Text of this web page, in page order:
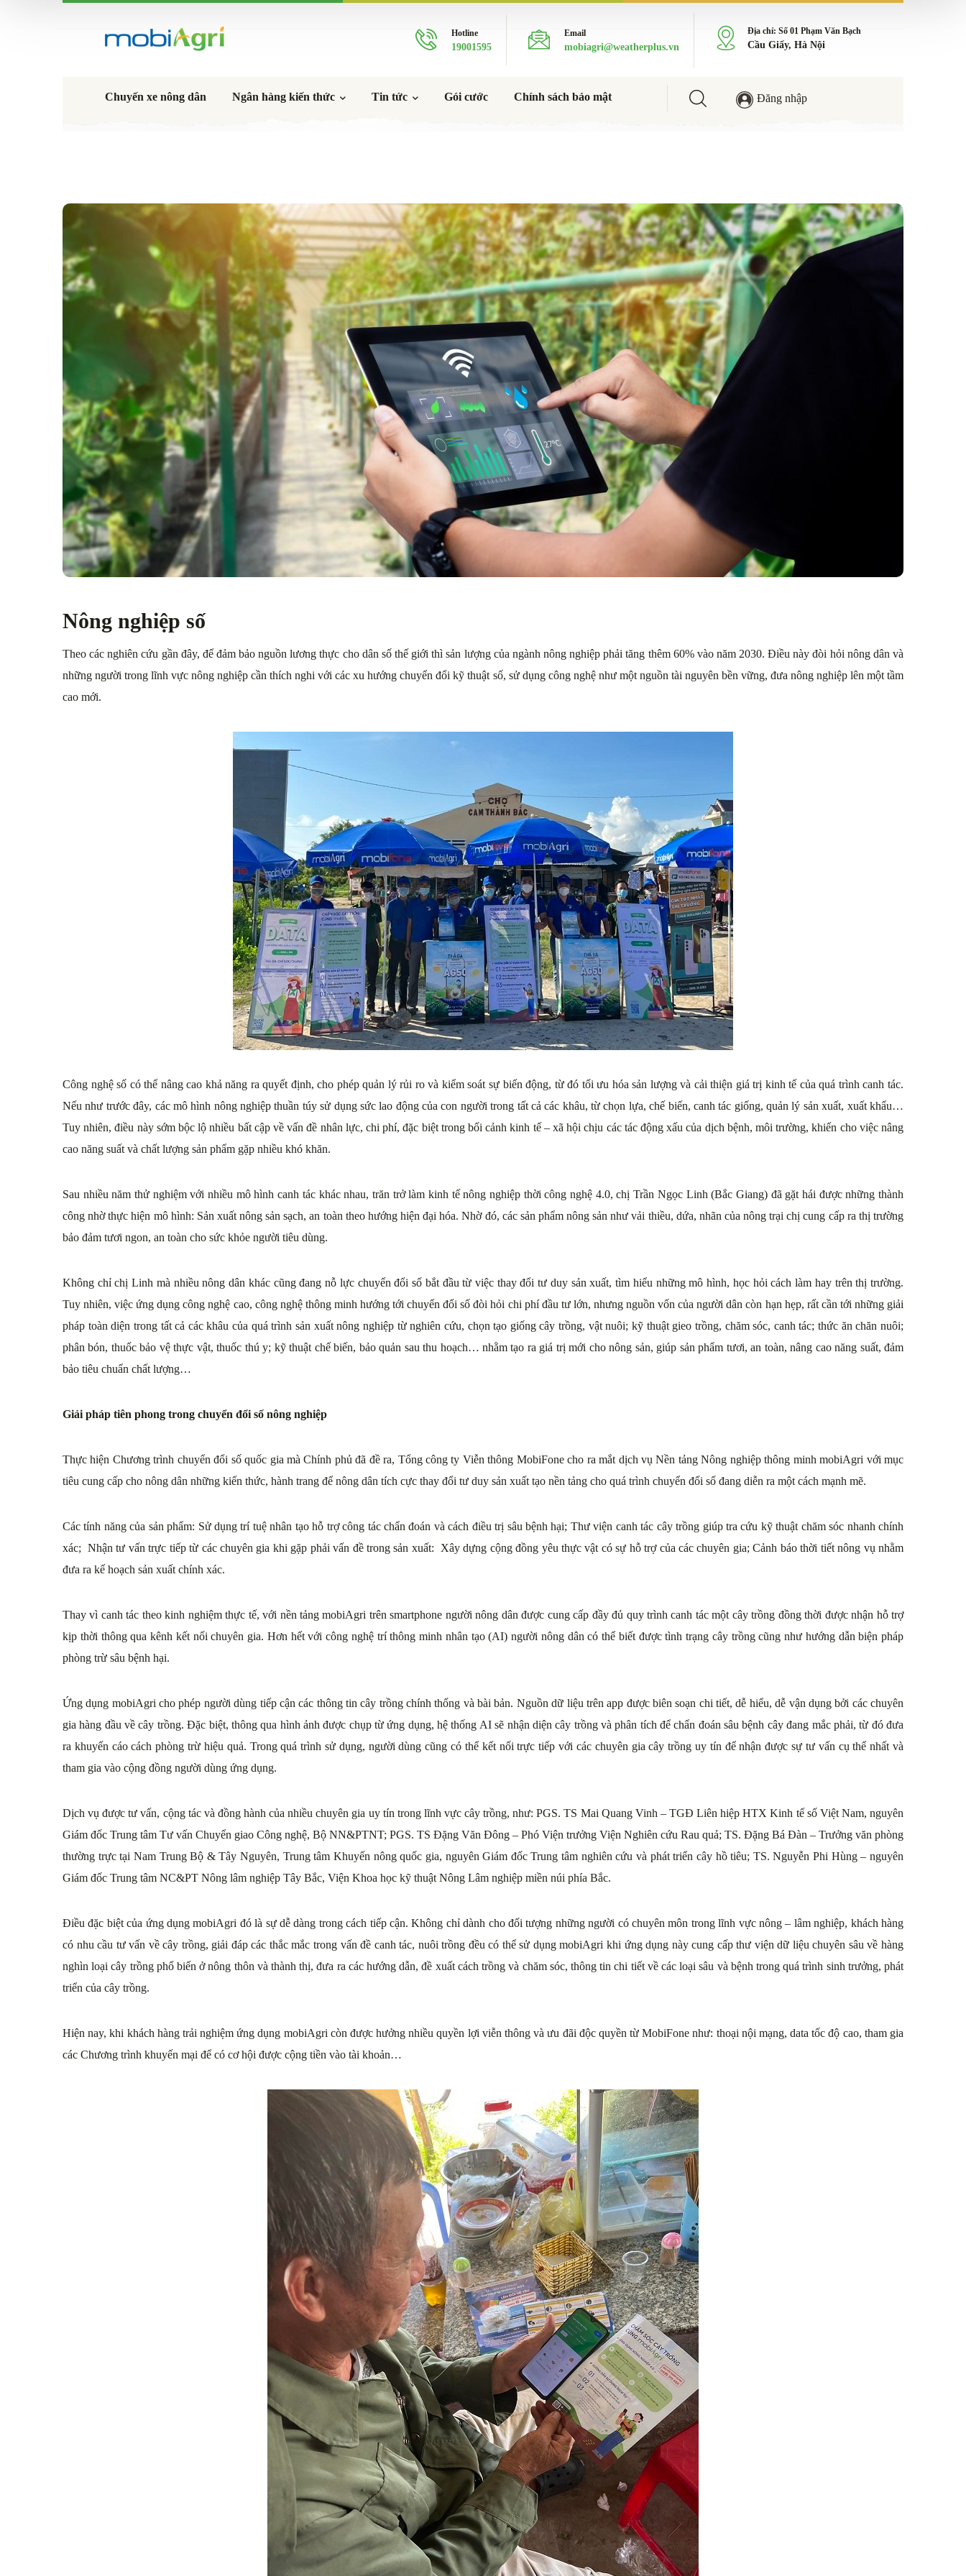
Hotline
19001595
Email
mobiagri@weatherplus.vn
Địa chỉ: Số 01 Phạm Văn Bạch
Cầu Giấy, Hà Nội
Chuyến xe nông dân Ngân hàng kiến thức Tin tức Gói cước Chính sách bảo mật Đăng nhập
Nông nghiệp số
Theo các nghiên cứu gần đây, để đảm bảo nguồn lương thực cho dân số thế giới thì sản lượng của ngành nông nghiệp phải tăng thêm 60% vào năm 2030. Điều này đòi hỏi nông dân và
những người trong lĩnh vực nông nghiệp cần thích nghi với các xu hướng chuyển đổi kỹ thuật số, sử dụng công nghệ như một nguồn tài nguyên bền vững, đưa nông nghiệp lên một tầm
cao mới.
Công nghệ số có thể nâng cao khả năng ra quyết định, cho phép quản lý rủi ro và kiểm soát sự biến động, từ đó tối ưu hóa sản lượng và cải thiện giá trị kinh tế của quá trình canh tác.
Nếu như trước đây, các mô hình nông nghiệp thuần túy sử dụng sức lao động của con người trong tất cả các khâu, từ chọn lựa, chế biến, canh tác giống, quản lý sản xuất, xuất khẩu…
Tuy nhiên, điều này sớm bộc lộ nhiều bất cập về vấn đề nhân lực, chi phí, đặc biệt trong bối cảnh kinh tế – xã hội chịu các tác động xấu của dịch bệnh, môi trường, khiến cho việc nâng
cao năng suất và chất lượng sản phẩm gặp nhiều khó khăn.
Sau nhiều năm thử nghiệm với nhiều mô hình canh tác khác nhau, trăn trở làm kinh tế nông nghiệp thời công nghệ 4.0, chị Trần Ngọc Linh (Bắc Giang) đã gặt hái được những thành
công nhờ thực hiện mô hình: Sản xuất nông sản sạch, an toàn theo hướng hiện đại hóa. Nhờ đó, các sản phẩm nông sản như vải thiều, dứa, nhãn của nông trại chị cung cấp ra thị trường
bảo đảm tươi ngon, an toàn cho sức khỏe người tiêu dùng.
Không chỉ chị Linh mà nhiều nông dân khác cũng đang nỗ lực chuyển đổi số bắt đầu từ việc thay đổi tư duy sản xuất, tìm hiểu những mô hình, học hỏi cách làm hay trên thị trường.
Tuy nhiên, việc ứng dụng công nghệ cao, công nghệ thông minh hướng tới chuyển đổi số đòi hỏi chi phí đầu tư lớn, nhưng nguồn vốn của người dân còn hạn hẹp, rất cần tới những giải
pháp toàn diện trong tất cả các khâu của quá trình sản xuất nông nghiệp từ nghiên cứu, chọn tạo giống cây trồng, vật nuôi; kỹ thuật gieo trồng, chăm sóc, canh tác; thức ăn chăn nuôi;
phân bón, thuốc bảo vệ thực vật, thuốc thú y; kỹ thuật chế biến, bảo quản sau thu hoạch… nhằm tạo ra giá trị mới cho nông sản, giúp sản phẩm tươi, an toàn, nâng cao năng suất, đảm
bảo tiêu chuẩn chất lượng…
Giải pháp tiên phong trong chuyển đổi số nông nghiệp
Thực hiện Chương trình chuyển đổi số quốc gia mà Chính phủ đã đề ra, Tổng công ty Viễn thông MobiFone cho ra mắt dịch vụ Nền tảng Nông nghiệp thông minh mobiAgri với mục
tiêu cung cấp cho nông dân những kiến thức, hành trang để nông dân tích cực thay đổi tư duy sản xuất tạo nền tảng cho quá trình chuyển đổi số đang diễn ra một cách mạnh mẽ.
Các tính năng của sản phẩm: Sử dụng trí tuệ nhân tạo hỗ trợ công tác chẩn đoán và cách điều trị sâu bệnh hại; Thư viện canh tác cây trồng giúp tra cứu kỹ thuật chăm sóc nhanh chính
xác; Nhận tư vấn trực tiếp từ các chuyên gia khi gặp phải vấn đề trong sản xuất: Xây dựng cộng đồng yêu thực vật có sự hỗ trợ của các chuyên gia; Cảnh báo thời tiết nông vụ nhằm
đưa ra kế hoạch sản xuất chính xác.
Thay vì canh tác theo kinh nghiệm thực tế, với nền tảng mobiAgri trên smartphone người nông dân được cung cấp đầy đủ quy trình canh tác một cây trồng đồng thời được nhận hỗ trợ
kịp thời thông qua kênh kết nối chuyên gia. Hơn hết với công nghệ trí thông minh nhân tạo (AI) người nông dân có thể biết được tình trạng cây trồng cũng như hướng dẫn biện pháp
phòng trừ sâu bệnh hại.
Ứng dụng mobiAgri cho phép người dùng tiếp cận các thông tin cây trồng chính thống và bài bản. Nguồn dữ liệu trên app được biên soạn chi tiết, dễ hiểu, dễ vận dụng bởi các chuyên
gia hàng đầu về cây trồng. Đặc biệt, thông qua hình ảnh được chụp từ ứng dụng, hệ thống AI sẽ nhận diện cây trồng và phân tích để chẩn đoán sâu bệnh cây đang mắc phải, từ đó đưa
ra khuyến cáo cách phòng trừ hiệu quả. Trong quá trình sử dụng, người dùng cũng có thể kết nối trực tiếp với các chuyên gia cây trồng uy tín để nhận được sự tư vấn cụ thể nhất và
tham gia vào cộng đồng người dùng ứng dụng.
Dịch vụ được tư vấn, cộng tác và đồng hành của nhiều chuyên gia uy tín trong lĩnh vực cây trồng, như: PGS. TS Mai Quang Vinh – TGĐ Liên hiệp HTX Kinh tế số Việt Nam, nguyên
Giám đốc Trung tâm Tư vấn Chuyển giao Công nghệ, Bộ NN&PTNT; PGS. TS Đặng Văn Đông – Phó Viện trưởng Viện Nghiên cứu Rau quả; TS. Đặng Bá Đàn – Trưởng văn phòng
thường trực tại Nam Trung Bộ & Tây Nguyên, Trung tâm Khuyến nông quốc gia, nguyên Giám đốc Trung tâm nghiên cứu và phát triển cây hồ tiêu; TS. Nguyễn Phi Hùng – nguyên
Giám đốc Trung tâm NC&PT Nông lâm nghiệp Tây Bắc, Viện Khoa học kỹ thuật Nông Lâm nghiệp miền núi phía Bắc.
Điều đặc biệt của ứng dụng mobiAgri đó là sự dễ dàng trong cách tiếp cận. Không chỉ dành cho đối tượng những người có chuyên môn trong lĩnh vực nông – lâm nghiệp, khách hàng
có nhu cầu tư vấn về cây trồng, giải đáp các thắc mắc trong vấn đề canh tác, nuôi trồng đều có thể sử dụng mobiAgri khi ứng dụng này cung cấp thư viện dữ liệu chuyên sâu về hàng
nghìn loại cây trồng phổ biến ở nông thôn và thành thị, đưa ra các hướng dẫn, đề xuất cách trồng và chăm sóc, thông tin chi tiết về các loại sâu và bệnh trong quá trình sinh trưởng, phát
triển của cây trồng.
Hiện nay, khi khách hàng trải nghiệm ứng dụng mobiAgri còn được hưởng nhiều quyền lợi viễn thông và ưu đãi độc quyền từ MobiFone như: thoại nội mạng, data tốc độ cao, tham gia
các Chương trình khuyến mại để có cơ hội được cộng tiền vào tài khoản…